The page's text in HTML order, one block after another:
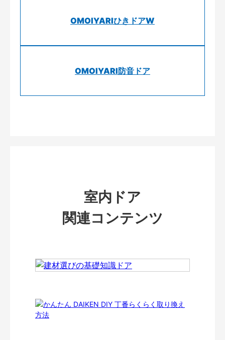
OMOIYARIひきドアW
OMOIYARI防音ドア
室内ドア
関連コンテンツ